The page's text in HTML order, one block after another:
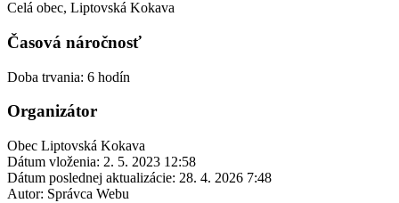
Celá obec, Liptovská Kokava
Časová náročnosť
Doba trvania: 6 hodín
Organizátor
Obec Liptovská Kokava
Dátum vloženia: 2. 5. 2023 12:58
Dátum poslednej aktualizácie: 28. 4. 2026 7:48
Autor: Správca Webu